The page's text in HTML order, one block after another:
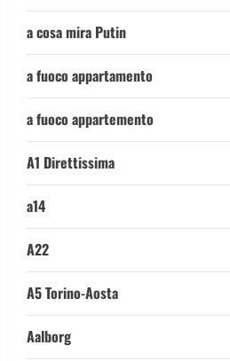
a cosa mira Putin
a fuoco appartamento
a fuoco appartemento
A1 Direttissima
a14
A22
A5 Torino-Aosta
Aalborg